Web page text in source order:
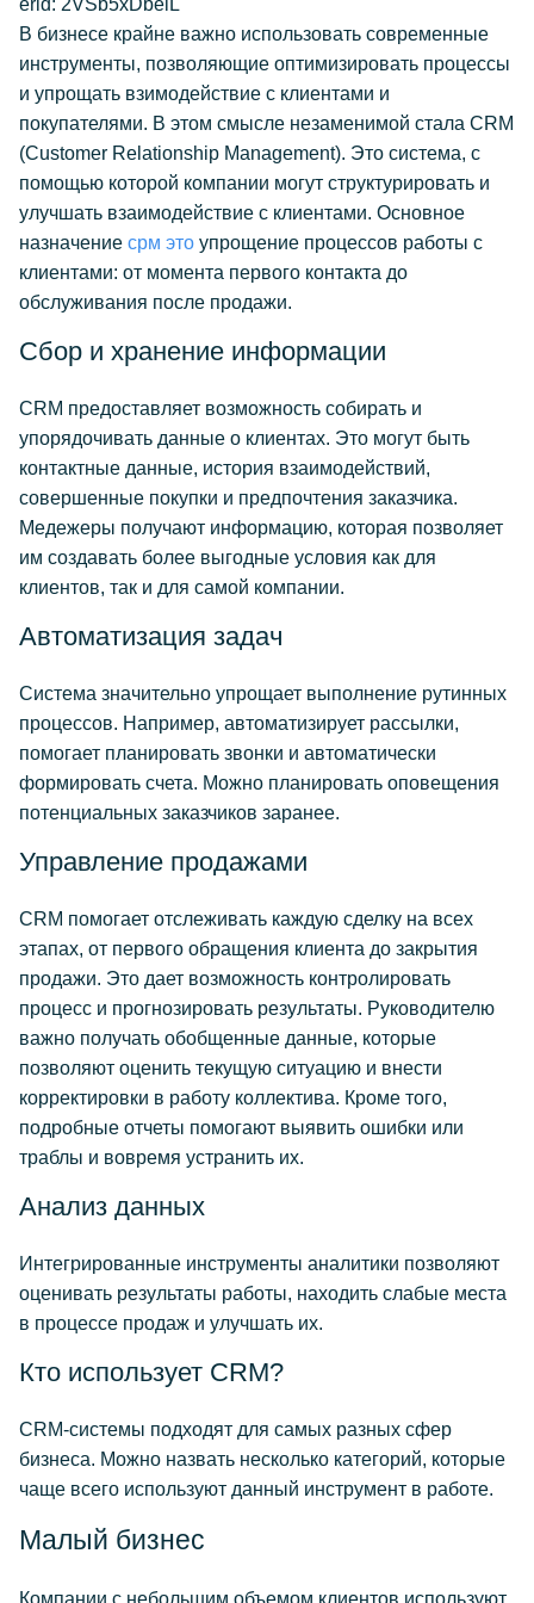
erid: 2VSb5xDbeiL
В бизнесе крайне важно использовать современные
инструменты, позволяющие оптимизировать процессы
и упрощать взимодействие с клиентами и
покупателями. В этом смысле незаменимой стала CRM
(Customer Relationship Management). Это система, с
помощью которой компании могут структурировать и
улучшать взаимодействие с клиентами. Основное
назначение срм это упрощение процессов работы с
клиентами: от момента первого контакта до
обслуживания после продажи.
Сбор и хранение информации
CRM предоставляет возможность собирать и
упорядочивать данные о клиентах. Это могут быть
контактные данные, история взаимодействий,
совершенные покупки и предпочтения заказчика.
Медежеры получают информацию, которая позволяет
им создавать более выгодные условия как для
клиентов, так и для самой компании.
Автоматизация задач
Система значительно упрощает выполнение рутинных
процессов. Например, автоматизирует рассылки,
помогает планировать звонки и автоматически
формировать счета. Можно планировать оповещения
потенциальных заказчиков заранее.
Управление продажами
CRM помогает отслеживать каждую сделку на всех
этапах, от первого обращения клиента до закрытия
продажи. Это дает возможность контролировать
процесс и прогнозировать результаты. Руководителю
важно получать обобщенные данные, которые
позволяют оценить текущую ситуацию и внести
корректировки в работу коллектива. Кроме того,
подробные отчеты помогают выявить ошибки или
траблы и вовремя устранить их.
Анализ данных
Интегрированные инструменты аналитики позволяют
оценивать результаты работы, находить слабые места
в процессе продаж и улучшать их.
Кто использует CRM?
CRM-системы подходят для самых разных сфер
бизнеса. Можно назвать несколько категорий, которые
чаще всего используют данный инструмент в работе.
Малый бизнес